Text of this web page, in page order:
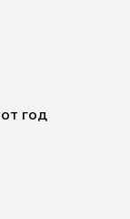
год